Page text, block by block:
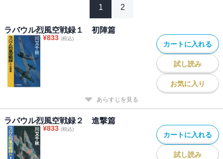
1 2
ラバウル烈風空戦録１ 初陣篇
¥833 (税込)
カートに入れる
試し読み
お気に入り
あらすじを見る
ラバウル烈風空戦録２ 進撃篇
¥833 (税込)
カートに入れる
試し読み